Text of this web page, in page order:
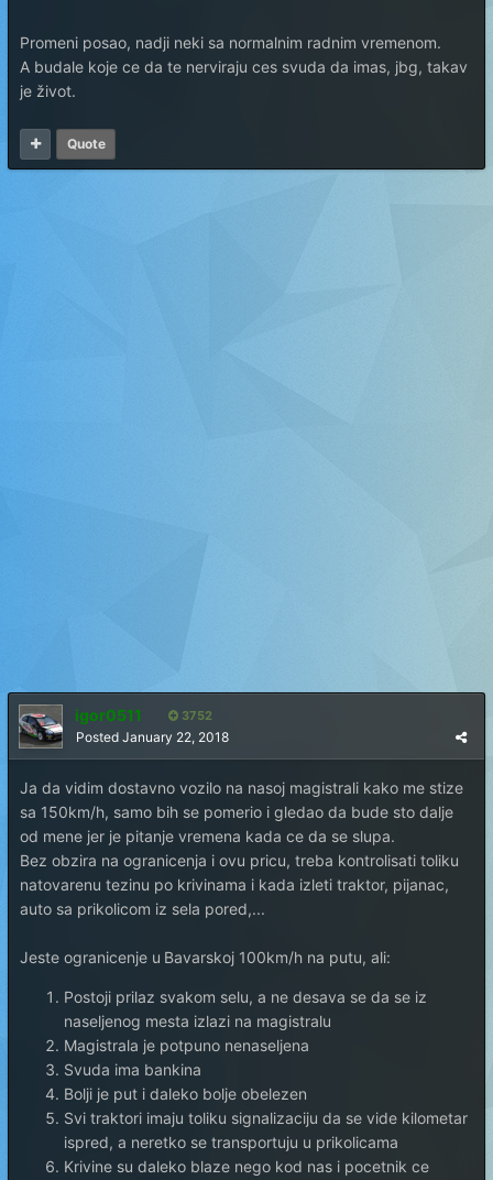
Promeni posao, nadji neki sa normalnim radnim vremenom.
A budale koje ce da te nerviraju ces svuda da imas, jbg, takav
je život.
Quote
igor0511 3752
Posted January 22, 2018
Ja da vidim dostavno vozilo na nasoj magistrali kako me stize
sa 150km/h, samo bih se pomerio i gledao da bude sto dalje
od mene jer je pitanje vremena kada ce da se slupa.
Bez obzira na ogranicenja i ovu pricu, treba kontrolisati toliku
natovarenu tezinu po krivinama i kada izleti traktor, pijanac,
auto sa prikolicom iz sela pored,...
Jeste ogranicenje u Bavarskoj 100km/h na putu, ali:
Postoji prilaz svakom selu, a ne desava se da se iz
naseljenog mesta izlazi na magistralu
Magistrala je potpuno nenaseljena
Svuda ima bankina
Bolji je put i daleko bolje obelezen
Svi traktori imaju toliku signalizaciju da se vide kilometar
ispred, a neretko se transportuju u prikolicama
Krivine su daleko blaze nego kod nas i pocetnik ce